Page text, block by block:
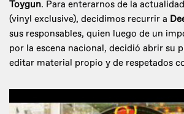
Toygun. Para enterarnos de la
(vinyl exclusive), decidimos recurrir a
sus responsables, quien luego de un
por la escena nacional, decidió abrir su
editar material propio y de respetados